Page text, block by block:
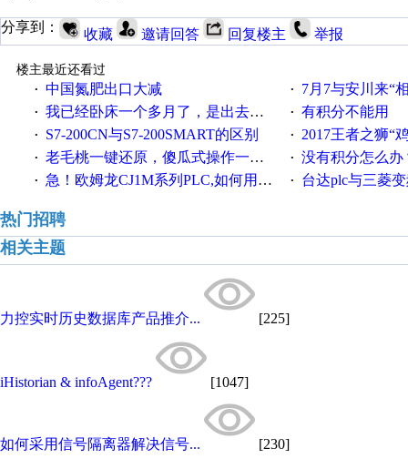
分享到： 收藏 邀请回答 回复楼主 举报
楼主最近还看过
· 中国氮肥出口大减 · 7月7与安川来“
· 我已经卧床一个多月了，是出去安装机械手在高速遭遇车祸所致:大家工作都要特别注意啊 · 有积分不能用
· S7-200CN与S7-200SMART的区别 · 2017王者之狮“鸡”情签到
· 老毛桃一键还原，傻瓜式操作一键轻松备份还原；程序为向导式安装，一键即可实现自动备份或还原系统。 · 没有积分怎么办
· 急！欧姆龙CJ1M系列PLC,如何用时间控制变频器。要求时间在组态王中可以自由输入！拜托各位大神了！ · 台达plc与三菱
热门招聘
相关主题
力控实时历史数据库产品推介... [225]
iHistorian & infoAgent??? [1047]
如何采用信号隔离器解决信号... [230]